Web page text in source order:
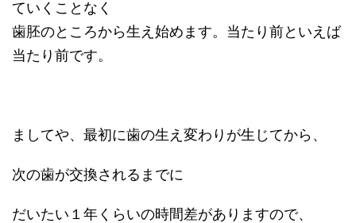
ていくことなく
歯胚のところから生え始めます。当たり前といえば
当たり前です。
ましてや、最初に歯の生え変わりが生じてから、
次の歯が交換されるまでに
だいたい１年くらいの時間差がありますので、